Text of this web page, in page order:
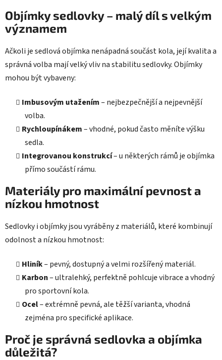
Objímky sedlovky – malý díl s velkým
významem
Ačkoli je sedlová objímka nenápadná součást kola, její kvalita a
správná volba mají velký vliv na stabilitu sedlovky. Objímky
mohou být vybaveny:
Imbusovým utažením– nejbezpečnější a nejpevnější
volba.
Rychloupínákem– vhodné, pokud často měníte výšku
sedla.
Integrovanou konstrukcí– u některých rámů je objímka
přímo součástí rámu.
Materiály pro maximální pevnost a
nízkou hmotnost
Sedlovky i objímky jsou vyráběny z materiálů, které kombinují
odolnost a nízkou hmotnost:
Hliník– pevný, dostupný a velmi rozšířený materiál.
Karbon– ultralehký, perfektně pohlcuje vibrace a vhodný
pro sportovní kola.
Ocel– extrémně pevná, ale těžší varianta, vhodná
zejména pro specifické aplikace.
Proč je správná sedlovka a objímka
důležitá?